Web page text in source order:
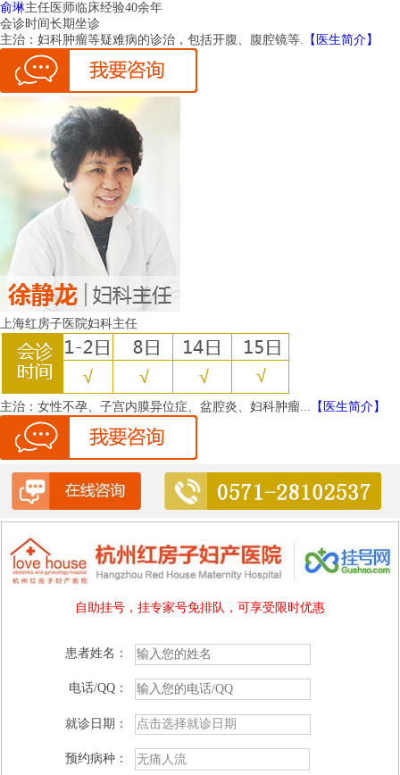
俞琳主任医师临床经验40余年
会诊时间长期坐诊
主治： 妇科肿瘤等疑难病的诊治，包括开腹、腹腔镜等. 【医生简介】
上海红房子医院妇科主任
主治： 女性不孕、子宫内膜异位症、盆腔炎、妇科肿瘤... 【医生简介】
自助挂号，挂专家号免排队，可享受限时优惠
患者姓名：
电话/QQ：
就诊日期：
预约病种：